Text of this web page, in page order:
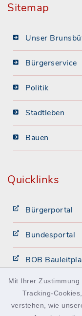
Mit Ihrer Zustimmung
Tracking-
verstehen, wie
Sitemap
Unser
Bürgerservice
Politik
Stadtleben
Bauen
Quicklinks
Bürgerportal
Bundesportal
BOB
Intranet